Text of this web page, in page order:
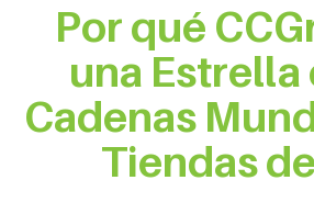
Por qué
una Estrella
Cadenas
Tiendas